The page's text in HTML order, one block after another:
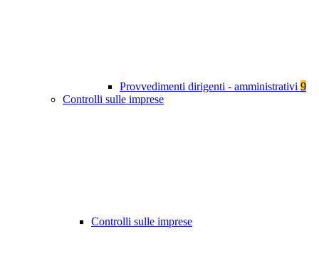
Provvedimenti dirigenti - amministrativi 9
Controlli sulle imprese
Controlli sulle imprese